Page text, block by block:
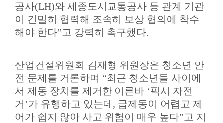
공사(LH)와 세종도시교통공사 등 관계 기관
이 긴밀히 협력해 조속히 보상 협의에 착수
해야 한다”고 강력히 촉구했다.
산업건설위원회 김재형 위원장은 청소년 안
전 문제를 거론하며 “최근 청소년들 사이에
서 제동 장치를 제거한 이른바 ‘픽시 자전
거 ’가 유행하고 있는데 , 급제동이 어렵고 제
어가 쉽지 않아 사고 위험이 매우 높다”고 지